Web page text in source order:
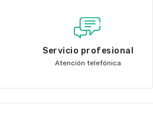
Servicio profesional
Atención telefónica